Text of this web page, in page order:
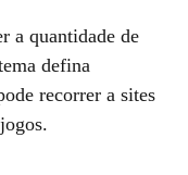
a quantidade de
defina
recorrer a sites